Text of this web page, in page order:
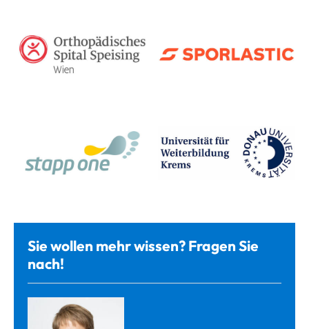
Sie wollen mehr wissen? Fragen Sie
nach!